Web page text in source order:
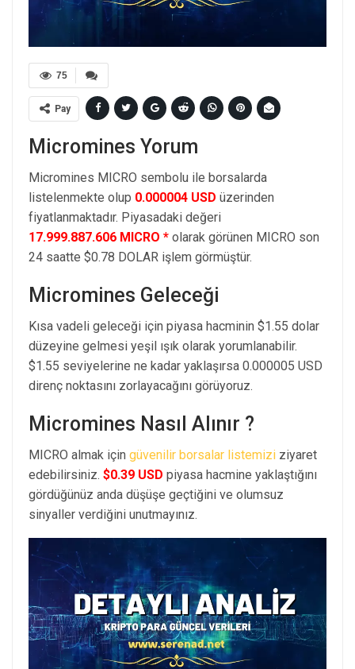
75
Pay
Micromines Yorum
Micromines MICRO sembolu ile borsalarda
listelenmekte olup 0.000004 USD üzerinden
fiyatlanmaktadır. Piyasadaki değeri
17.999.887.606 MICRO * olarak görünen MICRO son
24 saatte $0.78 DOLAR işlem görmüştür.
Micromines Geleceği
Kısa vadeli geleceği için piyasa hacminin $1.55 dolar
düzeyine gelmesi yeşil ışık olarak yorumlanabilir.
$1.55 seviyelerine ne kadar yaklaşırsa 0.000005 USD
direnç noktasını zorlayacağını görüyoruz.
Micromines Nasıl Alınır ?
MICRO almak için güvenilir borsalar listemizi ziyaret
edebilirsiniz. $0.39 USD piyasa hacmine yaklaştığını
gördüğünüz anda düşüşe geçtiğini ve olumsuz
sinyaller verdiğini unutmayınız.